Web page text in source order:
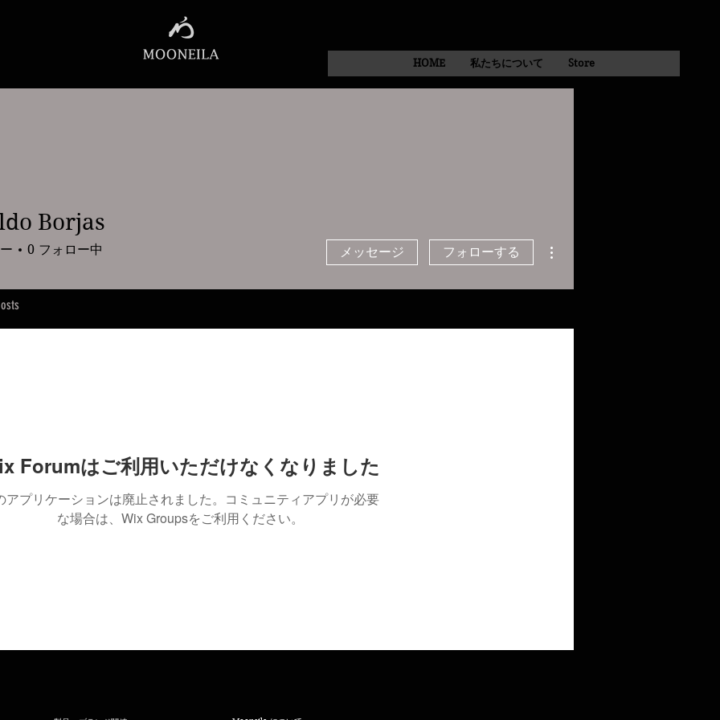
HOME 私たちについて Store
Forumはご利用いただけなくなりました
アプリケーションは廃止されました。コミュニティアプリが必要
な場合は、Wix Groupsをご利用ください。
Borjas
0 フォロー中 メッセージ フォローする